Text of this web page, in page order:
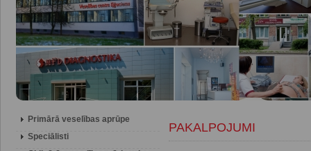
Primārā veselības aprūpe
Speciālisti
PAKALPOJUMI